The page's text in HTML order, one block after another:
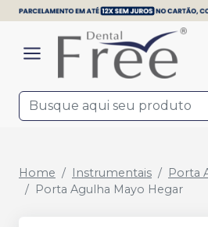
Home Instrumentais
Porta
Porta Agulha Mayo Hegar